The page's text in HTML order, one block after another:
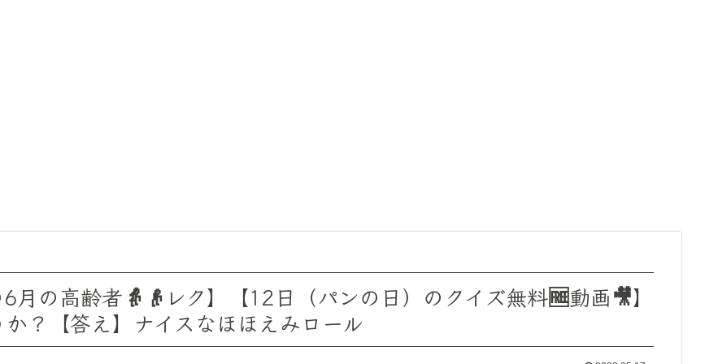
月の高齢者👵👴レク】【12日（パンの日）のクイズ無料🆓動画🎥】
？【答え】ナイスなほほえみロール